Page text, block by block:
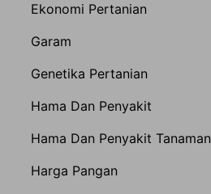
Ekonomi Pertanian
Garam
Genetika Pertanian
Hama Dan Penyakit
Hama Dan Penyakit Tanaman
Harga Pangan